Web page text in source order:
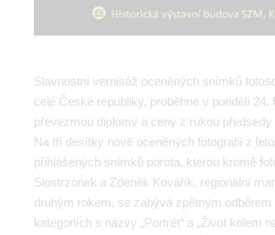
Slavnostní vernisáž oceněných snímků
celé České republiky, proběhne v pondělí
převezmou diplomy a ceny z rukou
Na tři desítky nově oceněných fotografií z
přihlášených snímků porota, kterou kromě
Siostrzonek a Zdeněk Kovářík, regionál­ní
druhým rokem, se zabývá zpětným
kategoriích s názvy „Portrét“ a „Život kolem